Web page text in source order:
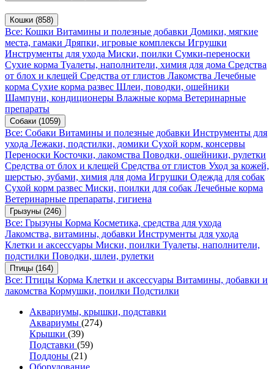
Кошки (858)
Все: Кошки Витамины и полезные добавки Домики, мягкие
места, гамаки Дряпки, игровые комплексы Игрушки
Инструменты для ухода Миски, поилки Сумки-переноски
Сухие корма Туалеты, наполнители, химия для дома Средства
от блох и клещей Средства от глистов Лакомства Лечебные
корма Сухие корма развес Шлеи, поводки, ошейники
Шампуни, кондиционеры Влажные корма Ветеринарные
препараты
Собаки (1059)
Все: Собаки Витамины и полезные добавки Инструменты для
ухода Лежаки, подстилки, домики Сухой корм, консервы
Переноски Косточки, лакомства Поводки, ошейники, рулетки
Средства от блох и клещей Средства от глистов Уход за кожей,
шерстью, зубами, химия для дома Игрушки Одежда для собак
Сухой корм развес Миски, поилки для собак Лечебные корма
Ветеринарные препараты, гигиена
Грызуны (246)
Все: Грызуны Корма Косметика, средства для ухода
Лакомства, витамины, добавки Инструменты для ухода
Клетки и аксессуары Миски, поилки Туалеты, наполнители,
подстилки Поводки, шлеи, рулетки
Птицы (164)
Все: Птицы Корма Клетки и аксессуары Витамины, добавки и
лакомства Кормушки, поилки Подстилки
Аквариумы, крышки, подставки
Аквариумы (274)
Крышки (39)
Подставки (59)
Поддоны (21)
Оборудование